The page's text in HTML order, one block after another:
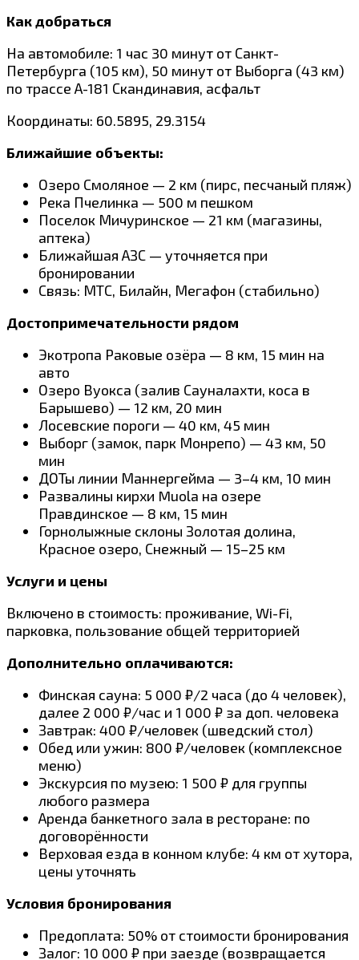
Как добраться
На автомобиле: 1 час 30 минут от Санкт-
Петербурга (105 км), 50 минут от Выборга (43 км)
по трассе А-181 Скандинавия, асфальт
Координаты: 60.5895, 29.3154
Ближайшие объекты:
Озеро Смоляное — 2 км (пирс, песчаный пляж)
Река Пчелинка — 500 м пешком
Поселок Мичуринское — 21 км (магазины,
аптека)
Ближайшая АЗС — уточняется при
бронировании
Связь: МТС, Билайн, Мегафон (стабильно)
Достопримечательности рядом
Экотропа Раковые озёра — 8 км, 15 мин на
авто
Озеро Вуокса (залив Сауналахти, коса в
Барышево) — 12 км, 20 мин
Лосевские пороги — 40 км, 45 мин
Выборг (замок, парк Монрепо) — 43 км, 50
мин
ДОТы линии Маннергейма — 3–4 км, 10 мин
Развалины кирхи Muola на озере
Правдинское — 8 км, 15 мин
Горнолыжные склоны Золотая долина,
Красное озеро, Снежный — 15–25 км
Услуги и цены
Включено в стоимость: проживание, Wi-Fi,
парковка, пользование общей территорией
Дополнительно оплачиваются:
Финская сауна: 5 000 ₽/2 часа (до 4 человек),
далее 2 000 ₽/час и 1 000 ₽ за доп. человека
Завтрак: 400 ₽/человек (шведский стол)
Обед или ужин: 800 ₽/человек (комплексное
меню)
Экскурсия по музею: 1 500 ₽ для группы
любого размера
Аренда банкетного зала в ресторане: по
договорённости
Верховая езда в конном клубе: 4 км от хутора,
цены уточнять
Условия бронирования
Предоплата: 50% от стоимости бронирования
Залог: 10 000 ₽ при заезде (возвращается